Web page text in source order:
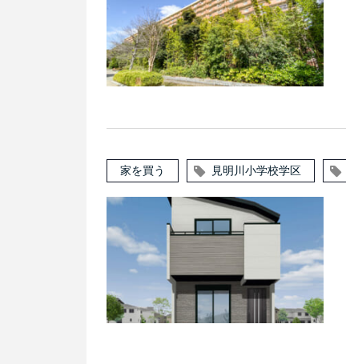
家を買う 見明川小学校学区